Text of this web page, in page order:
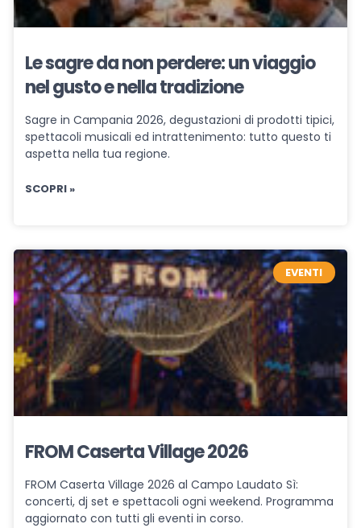
Le sagre da non perdere: un viaggio
nel gusto e nella tradizione
Sagre in Campania 2026, degustazioni di prodotti tipici,
spettacoli musicali ed intrattenimento: tutto questo ti
aspetta nella tua regione.
SCOPRI »
EVENTI
FROM Caserta Village 2026
FROM Caserta Village 2026 al Campo Laudato Sì:
concerti, dj set e spettacoli ogni weekend. Programma
aggiornato con tutti gli eventi in corso.